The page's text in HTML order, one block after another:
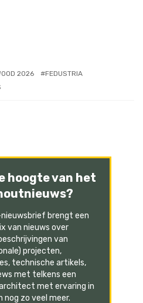
2026
FEDUSTRIA
hoogte van het
brengt een
van nieuws over
van
projecten,
technische artikels,
met telkens een
met ervaring in
nog zo veel meer.